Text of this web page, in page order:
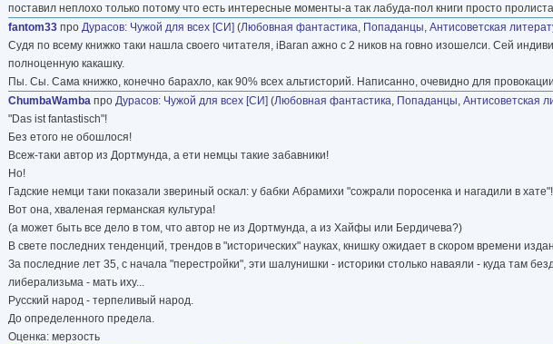
поставил неплохо только потому что есть интересные моменты-а так лабуда-пол книги просто
fantom33 про Дурасов: Чужой для всех [СИ] (Любовная фантастика, Попаданцы, Антисоветская
Судя по всему книжко таки нашла своего читателя, iBаrаn ажно с 2 ников на говно изошелси. Сей
полноценную какашку.
Пы. Сы. Сама книжко, конечно барахло, как 90% всех альтисторий. Написанно, очевидно для
ChumbaWamba про Дурасов: Чужой для всех [СИ] (Любовная фантастика, Попаданцы, Антисоветская
"Das ist fantastisch"!
Без етого не обошлося!
Всеж-таки автор из Дортмунда, а ети немцы такие забавники!
Но!
Гадские немци таки показали звериный оскал: у бабки Абрамихи "сожрали поросенка и нагадили в хате"!
Вот она, хваленая германская культура!
(а может быть все дело в том, что автор не из Дортмунда, а из Хайфы или Бердичева?)
В свете последних тенденций, трендов в "исторических" науках, книшку ожидает в скором времени
За последние лет 35, с начала "перестройки", эти шалунишки - историки столько наваяли - куда там
либерализьма - мать иху...
Русский народ - терпеливый народ.
До определенного предела.
Оценка: мерзость